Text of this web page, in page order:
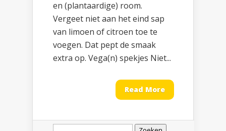
en (plantaardige) room.
Vergeet niet aan het eind sap
van limoen of citroen toe te
voegen. Dat pept de smaak
extra op. Vega(n) spekjes Niet...
Read More
Zoeken